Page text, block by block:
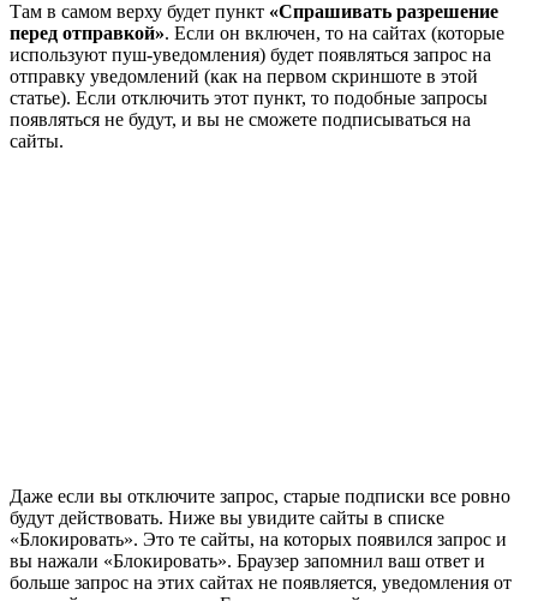
Там в самом верху будет пункт «Спрашивать разрешение
перед отправкой». Если он включен, то на сайтах (которые
используют пуш-уведомления) будет появляться запрос на
отправку уведомлений (как на первом скриншоте в этой
статье). Если отключить этот пункт, то подобные запросы
появляться не будут, и вы не сможете подписываться на
сайты.
Даже если вы отключите запрос, старые подписки все ровно
будут действовать. Ниже вы увидите сайты в списке
«Блокировать». Это те сайты, на которых появился запрос и
вы нажали «Блокировать». Браузер запомнил ваш ответ и
больше запрос на этих сайтах не появляется, уведомления от